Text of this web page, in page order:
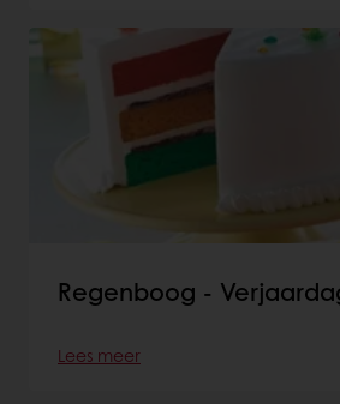
Regenboog -
Lees meer